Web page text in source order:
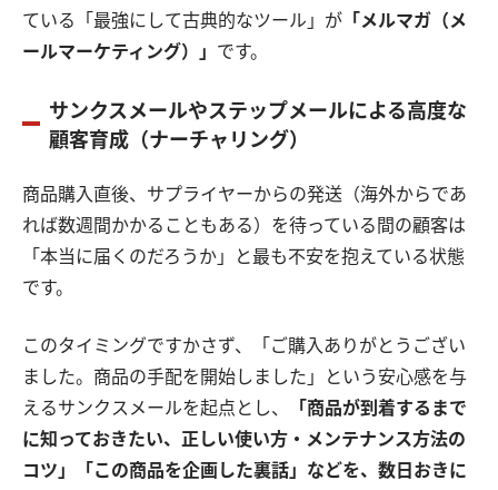
ている「最強にして古典的なツール」が 「メルマガ（メ
ールマーケティング）」 です。
サンクスメールやステップメールによる高度な
顧客育成（ナーチャリング）
商品購入直後、サプライヤーからの発送（海外からであ
れば数週間かかることもある）を待っている間の顧客は
「本当に届くのだろうか」と最も不安を抱えている状態
です。
このタイミングですかさず、「ご購入ありがとうござい
ました。商品の手配を開始しました」という安心感を与
えるサンクスメールを起点とし、
「商品が到着するまで
に知っておきたい、正しい使い方・メンテナンス方法の
コツ」「この商品を企画した裏話」などを、数日おきに